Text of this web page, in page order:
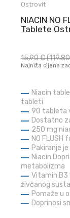
Ostrovit
NIACIN NO
Tablete
15,90 €
Najniža cijena
Niacin
tableti
90 tableta
Dostatno
250 mg
NO FLUSH
Pakiranje
Niacin
metabolizma
Vitamin B3
živčanog
Pomaže u
Doprinosi